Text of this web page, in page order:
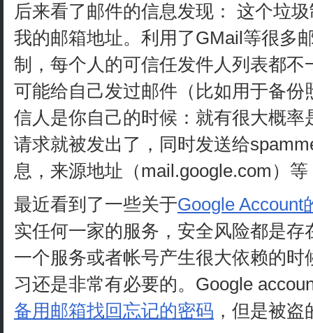
后来看了邮件的信息发现： 这个垃
我的邮箱地址。利用了GMail等很多
制，每个人的可信任发件人列表都
可能给自己发过邮件（比如用于备
信人是你自己的时候：就有很大概
请求就被发出了，同时发送给
息，来源地址（mail.google.com）等
最近看到了一些关于Google Account
实任何一家的服务，安全风险都是
一个服务或者帐号产生很大依赖的
习还是非常有必要的。Google
备用邮箱找回忘记的密码 ，但是被